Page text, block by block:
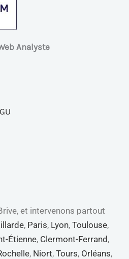
Analyste
et intervenons partout
, Paris, Lyon, Toulouse,
Étienne, Clermont-Ferrand,
, Niort, Tours, Orléans,